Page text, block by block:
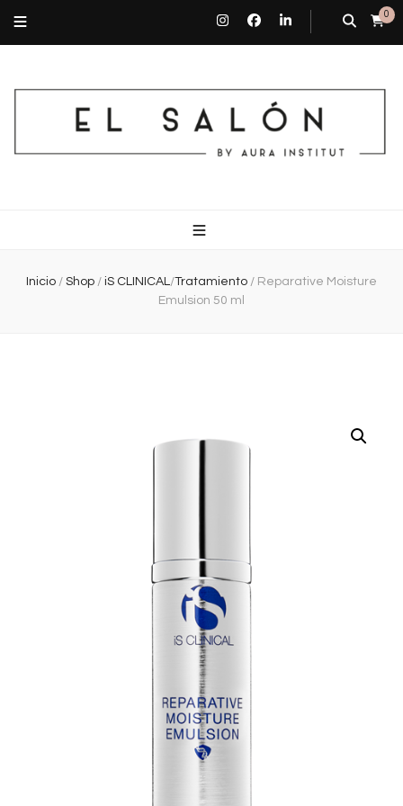
0
Inicio / Shop / iS CLINICAL/Tratamiento / Reparative Moisture
Emulsion 50 ml